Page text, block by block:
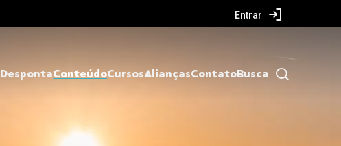
Entrar
DespontaConteúdoCursosAliançasContatoBusca